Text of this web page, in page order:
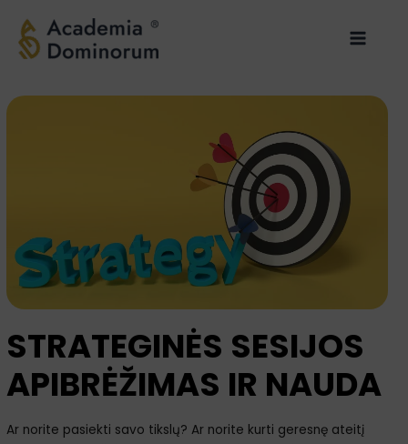
prie
turinio
Menu
STRATEGINĖS SESIJOS
APIBRĖŽIMAS IR NAUDA
Ar norite pasiekti savo tikslų? Ar norite kurti geresnę ateitį